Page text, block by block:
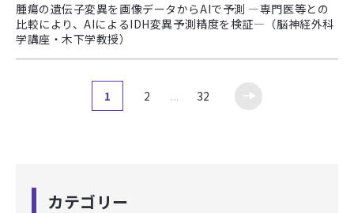
腫瘍の遺伝子変異を画像データからAIで予測 ―専門医等との
比較により、AIによるIDH変異予測精度を検証―（脳神経外科
学講座・木下学教授）
1 2 ... 32
カテゴリー